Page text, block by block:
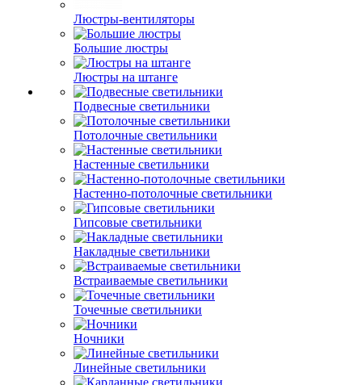
Люстры-вентиляторы
Большие люстры
Люстры на штанге
Подвесные светильники
Потолочные светильники
Настенные светильники
Настенно-потолочные светильники
Гипсовые светильники
Накладные светильники
Встраиваемые светильники
Точечные светильники
Ночники
Линейные светильники